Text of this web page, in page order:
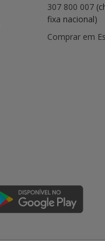
307 800 007
fixa nacional)
Comprar em